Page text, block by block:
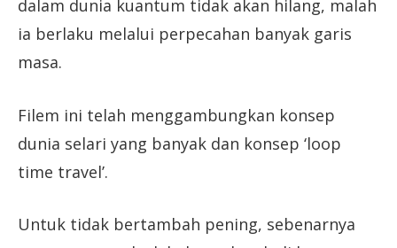
dalam dunia kuantum tidak akan hilang, malah
ia berlaku melalui perpecahan banyak garis
masa.
Filem ini telah menggambungkan konsep
dunia selari yang banyak dan konsep ‘loop
time travel’.
Untuk tidak bertambah pening, sebenarnya